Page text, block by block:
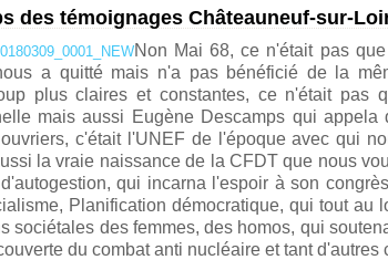
des témoignages Châteauneuf-sur-
Non Mai 68, ce n'était pas
a quitté mais n'a pas bénéficié de la
plus claires et constantes, ce n'était pas
mais aussi Eugène Descamps qui
c'était l'UNEF de l'époque avec qui
la vraie naissance de la CFDT que nous
qui incarna l'espoir à son
Planification démocratique, qui tout au
sociétales des femmes, des homos, qui
du combat anti nucléaire et tant d'autres